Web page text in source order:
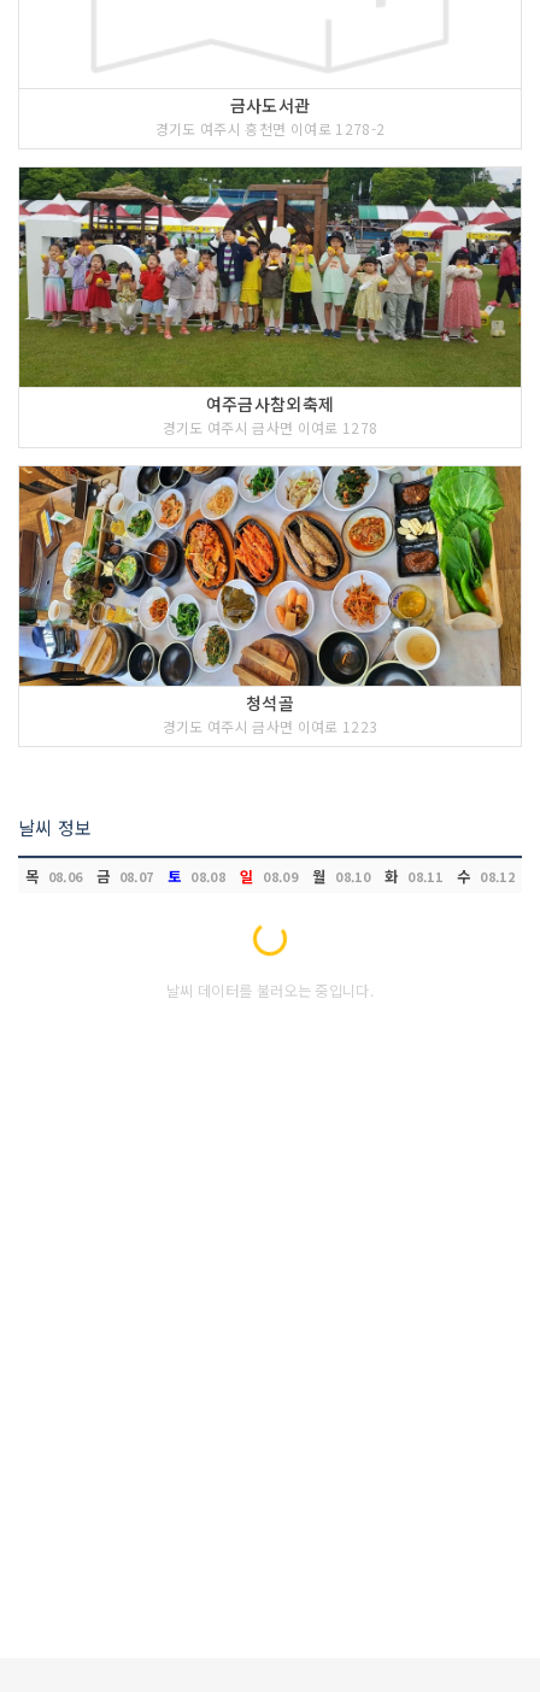
금사도서관
경기도 여주시 흥천면 이여로 1278-2
여주금사참외축제
경기도 여주시 금사면 이여로 1278
청석골
경기도 여주시 금사면 이여로 1223
날씨 정보
목 08.06 금 08.07 토 08.08 일 08.09 월 08.10 화 08.11 수 08.12
Loading...
날씨 데이터를 불러오는 중입니다.